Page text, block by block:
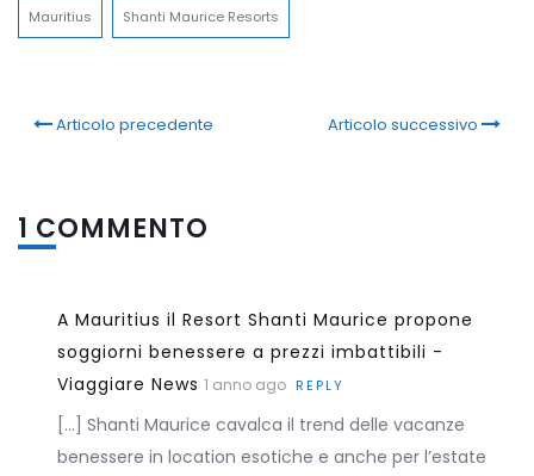
Mauritius Shanti Maurice Resorts
Articolo precedente Articolo successivo
1 COMMENTO
A Mauritius il Resort Shanti Maurice propone
soggiorni benessere a prezzi imbattibili -
Viaggiare News 1 anno ago REPLY
[…] Shanti Maurice cavalca il trend delle vacanze
benessere in location esotiche e anche per l’estate